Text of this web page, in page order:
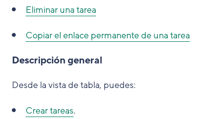
Eliminar una tarea
Copiar el enlace permanente de una tarea
Descripción general
Desde la vista de tabla, puedes:
Crear tareas.